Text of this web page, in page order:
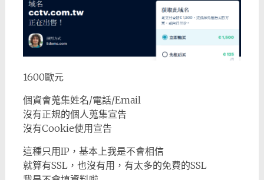
1600歐元
個資會蒐集姓名/電話/Email
沒有正規的個人蒐集宣告
沒有Cookie使用宣告
這種只用IP，基本上我是不會相信
就算有SSL，也沒有用，有太多的免費的SSL